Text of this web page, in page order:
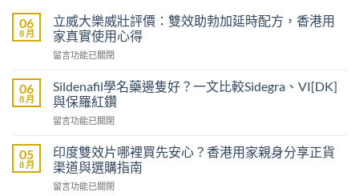
06
8 月
立威大樂威壯評價：雙效助勃加延時配方，香港用
家真實使用心得
在
威
大
樂
威
評
價：
雙
效
留言功能已關閉
06
8 月
Sildenafil學名藥邊隻好？一文比較Sidegra、VI[DK]
與保羅紅鑽
在
學
名
藥
邊
留言功能已關閉
05
8 月
印度雙效片哪裡買先安心？香港用家親身分享正貨
渠道與選購指南
在
留言功能已關閉